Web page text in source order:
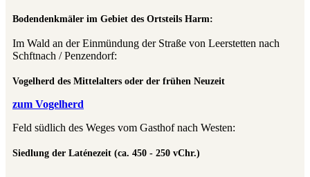
Bodendenkmäler im Gebiet des Ortsteils Harm:
Im Wald an der Einmündung der Straße von Leerstetten nach
Schftnach / Penzendorf:
Vogelherd des Mittelalters oder der frühen Neuzeit
zum Vogelherd
Feld südlich des Weges vom Gasthof nach Westen:
Siedlung der Laténezeit (ca. 450 - 250 vChr.)